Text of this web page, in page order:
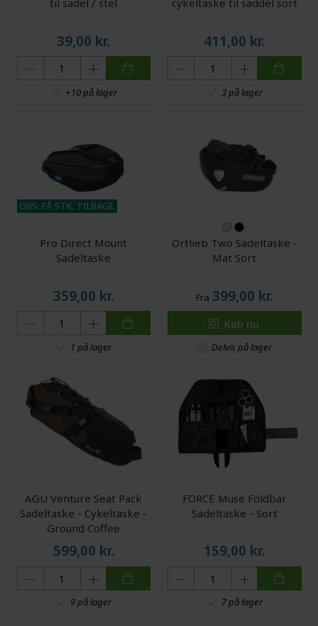
til sadel / stel
39,00 kr.
+10 på lager
cykeltaske til saddel sort
411,00 kr.
3 på lager
OBS: FÅ STK. TILBAGE
Pro Direct Mount
Sadeltaske
359,00 kr.
1 på lager
Ortlieb Two Sadeltaske -
Mat Sort
Fra 399,00 kr.
Køb nu
Delvis på lager
AGU Venture Seat Pack
Sadeltaske - Cykeltaske -
Ground Coffee
599,00 kr.
9 på lager
FORCE Muse Foldbar
Sadeltaske - Sort
159,00 kr.
7 på lager